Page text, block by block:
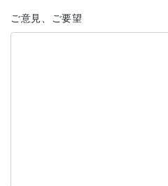
ご意見、ご要望